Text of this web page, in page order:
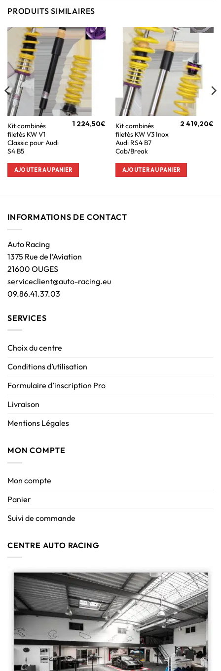
PRODUITS SIMILAIRES
Kit combinés
filetés KW V1
Classic pour Audi
S4 B5
1 224,50€
AJOUTER AU PANIER
Kit combinés
filetés KW V3 Inox
Audi RS4 B7
Cab/Break
2 419,20€
AJOUTER AU PANIER
INFORMATIONS DE CONTACT
Auto Racing
1375 Rue de l’Aviation
21600 OUGES
serviceclient@auto-racing.eu
09.86.41.37.03
SERVICES
Choix du centre
Conditions d’utilisation
Formulaire d’inscription Pro
Livraison
Mentions Légales
MON COMPTE
Mon compte
Panier
Suivi de commande
CENTRE AUTO RACING